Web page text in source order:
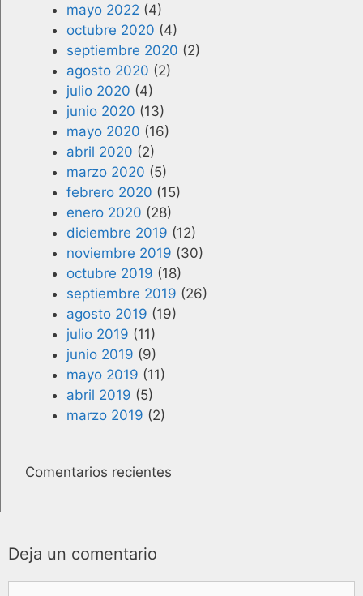
mayo 2022 (4)
octubre 2020 (4)
septiembre 2020 (2)
agosto 2020 (2)
julio 2020 (4)
junio 2020 (13)
mayo 2020 (16)
abril 2020 (2)
marzo 2020 (5)
febrero 2020 (15)
enero 2020 (28)
diciembre 2019 (12)
noviembre 2019 (30)
octubre 2019 (18)
septiembre 2019 (26)
agosto 2019 (19)
julio 2019 (11)
junio 2019 (9)
mayo 2019 (11)
abril 2019 (5)
marzo 2019 (2)
Comentarios recientes
Deja un comentario